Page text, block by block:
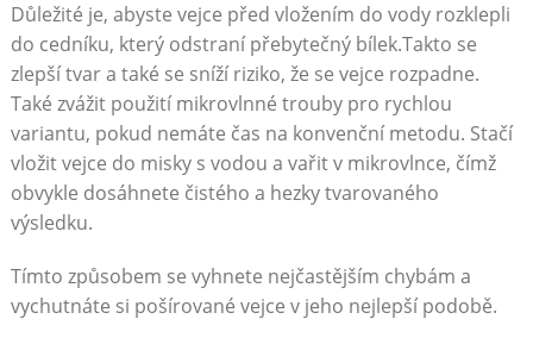
Důležité je, abyste vejce před vložením do vody rozklepli
do cedníku, který odstraní přebytečný bílek.Takto se
zlepší tvar a také se sníží riziko, že se vejce rozpadne.
Také zvážit použití mikrovlnné trouby pro rychlou
variantu, pokud nemáte čas na konvenční metodu. Stačí
vložit vejce do misky s vodou a vařit v mikrovlnce, čímž
obvykle dosáhnete čistého a hezky tvarovaného
výsledku.
Tímto způsobem se vyhnete nejčastějším chybám a
vychutnáte si pošírované vejce v jeho nejlepší podobě.